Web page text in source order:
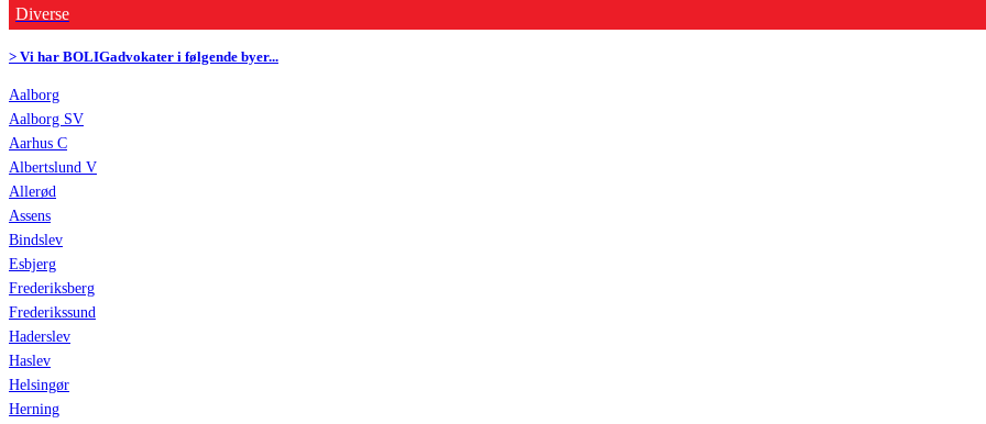
Diverse
> Vi har BOLIGadvokater i følgende byer...
Aalborg
Aalborg SV
Aarhus C
Albertslund V
Allerød
Assens
Bindslev
Esbjerg
Frederiksberg
Frederikssund
Haderslev
Haslev
Helsingør
Herning